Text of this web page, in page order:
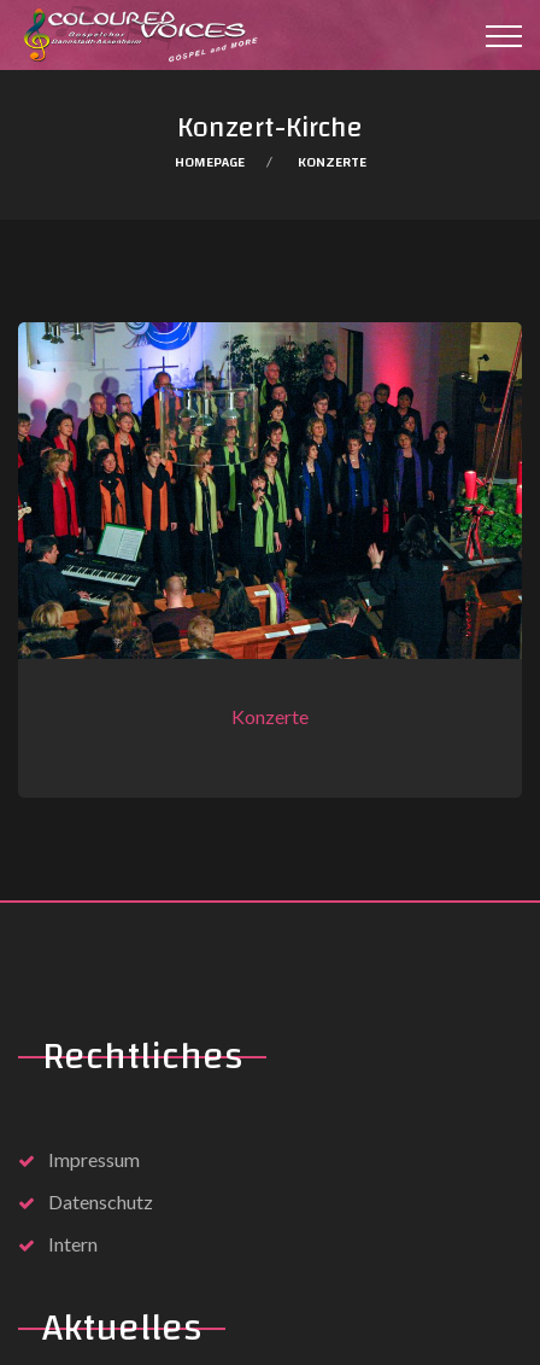
Konzert-Kirche
HOMEPAGE KONZERTE
Konzerte
Rechtliches
Impressum
Datenschutz
Intern
Aktuelles